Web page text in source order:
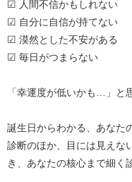
☑ 人間不信かもしれない
☑ 自分に自信が持てない
☑ 漠然とした不安がある
☑ 毎日がつまらない
「幸運度が低いかも…」と
誕生日からわかる、あなた
診断のほか、目には見えな
き、あなたの核心まで細く